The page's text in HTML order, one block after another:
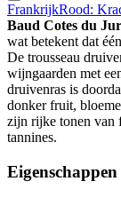
FrankrijkRood:
Baud Cotes du
wat betekent dat
De trousseau
wijngaarden met
druivenras is
donker fruit,
zijn rijke tonen van
tannines.
Eigenschappen